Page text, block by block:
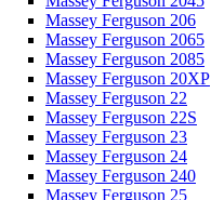
Massey Ferguson 206
Massey Ferguson 2065
Massey Ferguson 2085
Massey Ferguson 20XP
Massey Ferguson 22
Massey Ferguson 22S
Massey Ferguson 23
Massey Ferguson 24
Massey Ferguson 240
Massey Ferguson 25